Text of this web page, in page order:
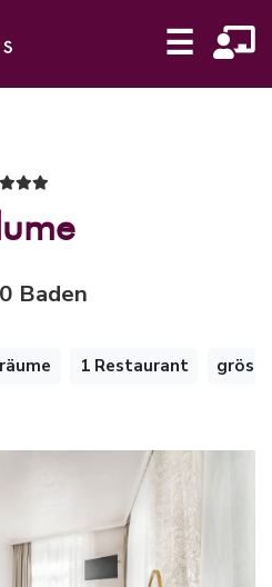
☰
Baden
1 Restaurant